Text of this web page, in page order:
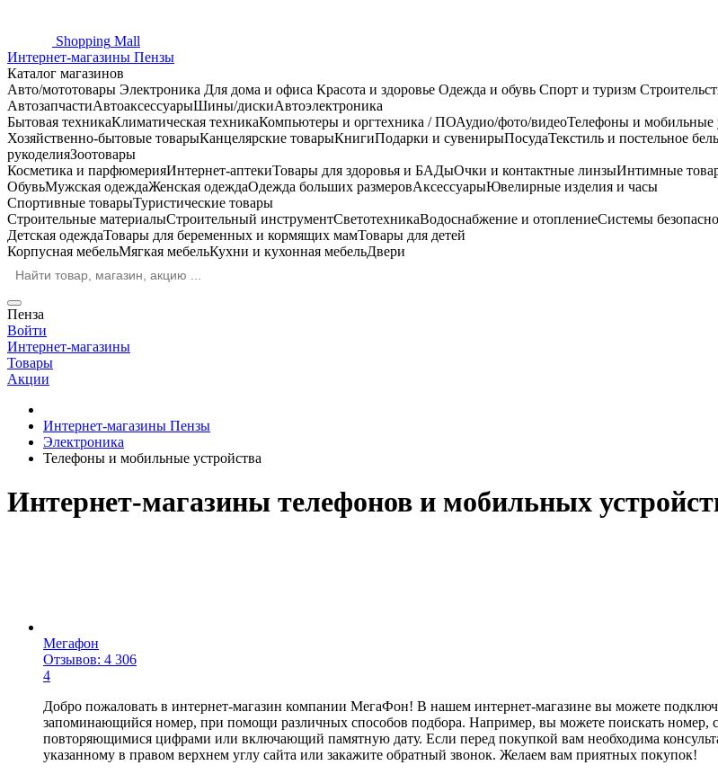
Shopping Mall
Интернет-магазины Пензы
Каталог магазинов
Авто/мототовары Электроника Для дома и офиса Красота и здоровье Одежда и обувь Спорт и туризм
АвтозапчастиАвтоаксессуарыШины/дискиАвтоэлектроника
Бытовая техникаКлиматическая техникаКомпьютеры и оргтехника / ПОАудио/фото/видеоТелефоны и мобильные
Хозяйственно-бытовые товарыКанцелярские товарыКнигиПодарки и сувенирыПосудаТекстиль и постельное
рукоделияЗоотовары
Косметика и парфюмерияИнтернет-аптекиТовары для здоровья и БАДыОчки и контактные линзыИнтимные
ОбувьМужская одеждаЖенская одеждаОдежда больших размеровАксессуарыЮвелирные изделия и часы
Спортивные товарыТуристические товары
Строительные материалыСтроительный инструментСветотехникаВодоснабжение и отоплениеСистемы
Детская одеждаТовары для беременных и кормящих мамТовары для детей
Корпусная мебельМягкая мебельКухни и кухонная мебельДвери
Пенза
Войти
Интернет-магазины
Товары
Акции
Интернет-магазины Пензы
Электроника
Телефоны и мобильные устройства
Интернет-магазины телефонов и мобильных
Мегафон
Отзывов: 4 306
4
Добро пожаловать в интернет-магазин компании МегаФон! В нашем интернет-магазине вы можете
запоминающийся номер, при помощи различных способов подбора. Например, вы можете поискать
повторяющимися цифрами или включающий памятную дату. Если перед покупкой вам необходима
указанному в правом верхнем углу сайта или закажите обратный звонок. Желаем вам приятных покупок!